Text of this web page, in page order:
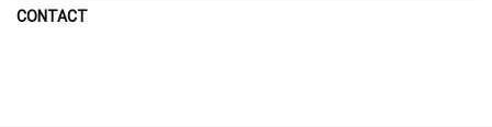
CONTACT